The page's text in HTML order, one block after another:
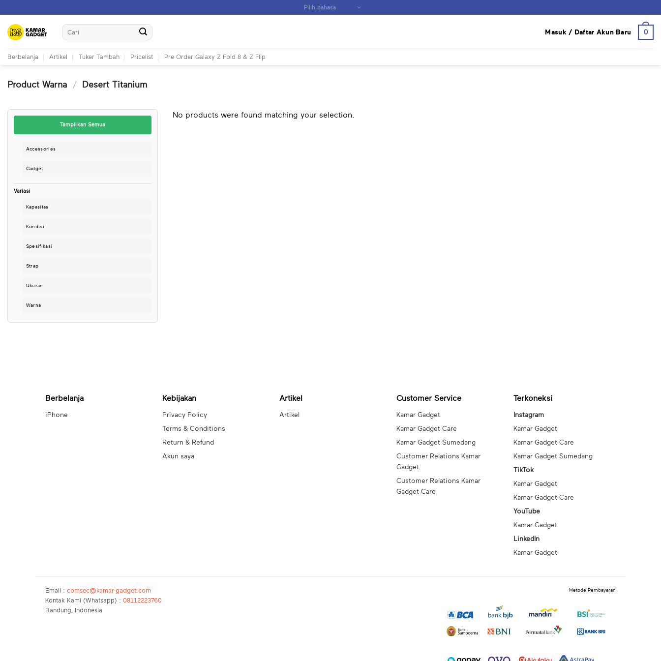
content
Search
for:
Masuk / Daftar Akun Baru 0
Berbelanja Artikel Tuker Tambah Pricelist Pre Order Galaxy Z Fold 8 & Z Flip
Product Warna / Desert Titanium
Tampilkan Semua
Accessories
Gadget
Variasi
Kapasitas
Kondisi
Spesifikasi
Strap
Ukuran
Warna
No products were found matching your selection.
Berbelanja
iPhone
Kebijakan
Privacy Policy
Terms & Conditions
Return & Refund
Akun saya
Artikel
Artikel
Customer Service
Kamar Gadget
Kamar Gadget Care
Kamar Gadget Sumedang
Customer Relations Kamar
Gadget
Customer Relations Kamar
Gadget Care
Terkoneksi
Instagram
Kamar Gadget
Kamar Gadget Care
Kamar Gadget Sumedang
TikTok
Kamar Gadget
Kamar Gadget Care
YouTube
Kamar Gadget
LinkedIn
Kamar Gadget
Email : comsec@kamar-gadget.com
Kontak Kami (Whatsapp) : 08112223760
Bandung, Indonesia
Metode Pembayaran